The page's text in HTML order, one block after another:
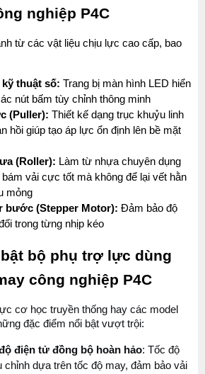
nghiệp P4C
từ các vật liệu chịu lực cao cấp, bao
thuật số: Trang bị màn hình LED hiển
nút bấm tùy chỉnh thông minh
(Puller): Thiết kế dạng trục khuỷu linh
hồi giúp tạo áp lực ổn định lên bề mặt
(Roller): Làm từ nhựa chuyên dụng
vải cực tốt mà không để lại vết hằn
mỏng
bước (Stepper Motor): Đảm bảo độ
trong từng nhịp kéo
bộ phụ trợ lực dùng
công nghiệp P4C
cơ học truyền thống hay các model
đặc điểm nổi bật vượt trội:
điện tử đồng bộ hoàn hảo: Tốc độ
chỉnh dựa trên tốc độ may, đảm bảo vải